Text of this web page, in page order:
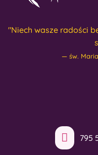
"Niech wasze radości
św.
795